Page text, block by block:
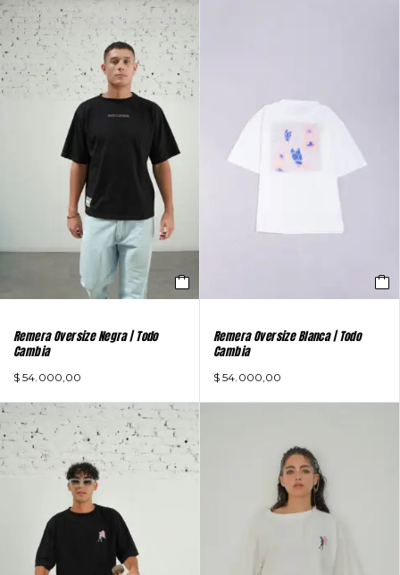
Remera Oversize Negra | Todo
Cambia
$ 54.000,00
Remera Oversize Blanca | Todo
Cambia
$ 54.000,00